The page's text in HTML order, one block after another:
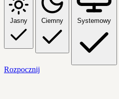
Jasny Ciemny Systemowy
Rozpocznij